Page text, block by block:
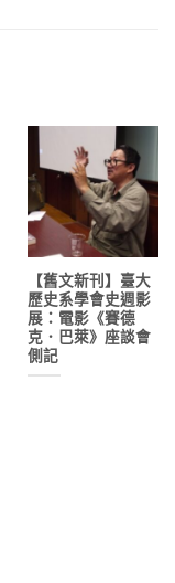
【舊文新刊】臺大
歷史系學會史週影
展：電影《賽德
克．巴萊》座談會
側記